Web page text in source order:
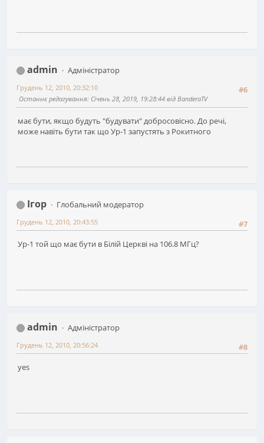
admin
Адміністратор
#6
Грудень 12, 2010, 20:32:10
Останнє редагування: Січень 28, 2019, 19:28:44 від BanderaTV
має бути, якщо будуть "будувати" добросовісно. До речі,
може навіть бути так що Ур-1 запустять з Рокитного
Ігор
Глобальний модератор
#7
Грудень 12, 2010, 20:43:55
Ур-1 той що має бути в Білій Церкві на 106.8 МГц?
admin
Адміністратор
#8
Грудень 12, 2010, 20:56:24
yes